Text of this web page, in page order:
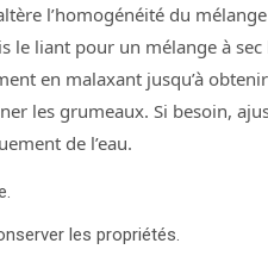
l’homogénéité du
le liant pour un mélange à
en malaxant jusqu’à
les grumeaux. Si besoin,
de l’eau.
les propriétés.